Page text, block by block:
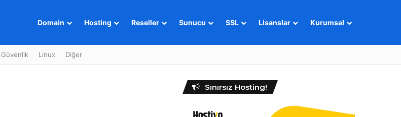
Domain Hosting Reseller Sunucu SSL Lisanslar Kurumsal
Güvenlik Linux Diğer
Sınırsız Hosting!